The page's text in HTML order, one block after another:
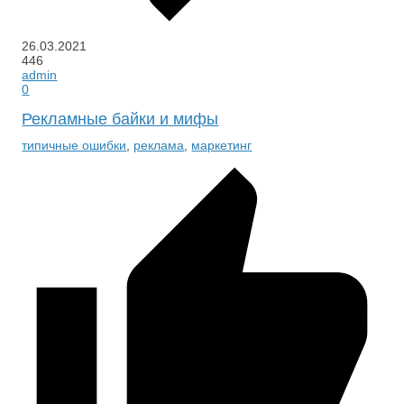
26.03.2021
446
admin
0
Рекламные байки и мифы
типичные ошибки реклама маркетинг